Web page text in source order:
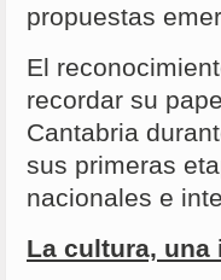
propuestas
El
recordar su
Cantabria
sus primeras
nacionales e
La cultura,